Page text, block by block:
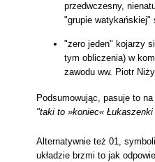
przedwczesny,
"grupie
"zero jeden" kojarzy
tym obliczenia) w
zawodu ww. Piotr
Podsumowując, pasuje to
"taki to »koniec«
Alternatywnie też 01,
układzie brzmi to jak